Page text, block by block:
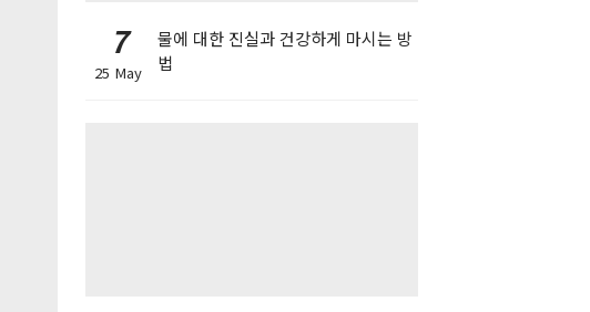
7
25 May
물에 대한 진실과 건강하게 마시는 방
법